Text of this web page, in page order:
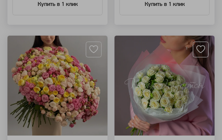
Купить в 1 клик Купить в 1 клик